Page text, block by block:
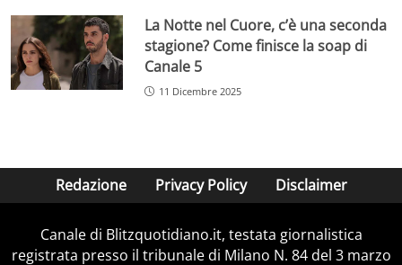
La Notte nel Cuore, c’è una seconda
stagione? Come finisce la soap di
Canale 5
11 Dicembre 2025
Redazione Privacy Policy Disclaimer
Canale di Blitzquotidiano.it, testata giornalistica
registrata presso il tribunale di Milano N. 84 del 3 marzo